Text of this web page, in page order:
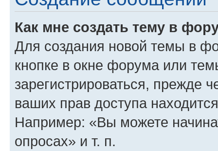
Как мне создать тему в
Для создания новой темы в
кнопке в окне форума или
зарегистрироваться, прежде
ваших прав доступа
Например: «Вы можете
опросах» и т. п.